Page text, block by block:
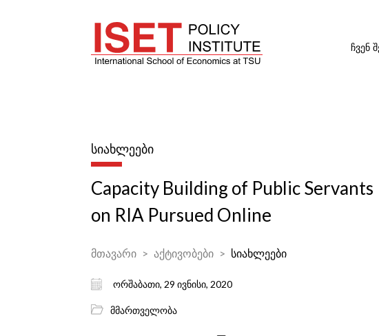
ᲩᲕᲔᲜ
ᲡᲘᲐᲮᲚᲔᲔᲑᲘ
Capacity Building of Public Servants
on RIA Pursued Online
მთავარი აქტივობები სიახლეები
ორშაბათი, 29 ივნისი, 2020
მმართველობა